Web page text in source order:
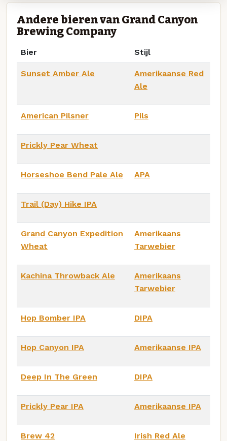
Andere bieren van Grand Canyon
Brewing Company
Bier Stijl
Sunset Amber Ale
Amerikaanse Red
Ale
American Pilsner Pils
Prickly Pear Wheat
Horseshoe Bend Pale Ale APA
Trail (Day) Hike IPA
Grand Canyon Expedition
Wheat
Amerikaans
Tarwebier
Kachina Throwback Ale
Amerikaans
Tarwebier
Hop Bomber IPA DIPA
Hop Canyon IPA Amerikaanse IPA
Deep In The Green DIPA
Prickly Pear IPA Amerikaanse IPA
Brew 42 Irish Red Ale